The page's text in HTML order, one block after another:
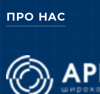
ПРО НАС